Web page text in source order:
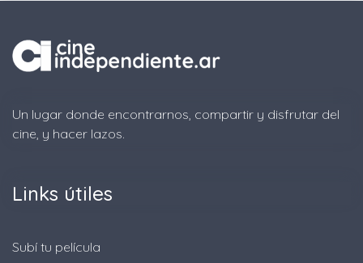
Un lugar donde encontrarnos, compartir y disfrutar del
cine, y hacer lazos.
Links útiles
Subí tu película